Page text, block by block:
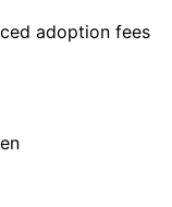
adoption fees